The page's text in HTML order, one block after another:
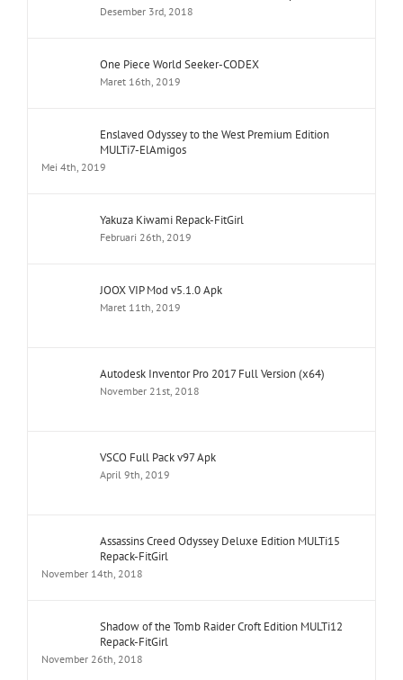
Desember 3rd, 2018
One Piece World Seeker-CODEX
Maret 16th, 2019
Enslaved Odyssey to the West Premium Edition
MULTi7-ElAmigos
Mei 4th, 2019
Yakuza Kiwami Repack-FitGirl
Februari 26th, 2019
JOOX VIP Mod v5.1.0 Apk
Maret 11th, 2019
Autodesk Inventor Pro 2017 Full Version (x64)
November 21st, 2018
VSCO Full Pack v97 Apk
April 9th, 2019
Assassins Creed Odyssey Deluxe Edition MULTi15
Repack-FitGirl
November 14th, 2018
Shadow of the Tomb Raider Croft Edition MULTi12
Repack-FitGirl
November 26th, 2018